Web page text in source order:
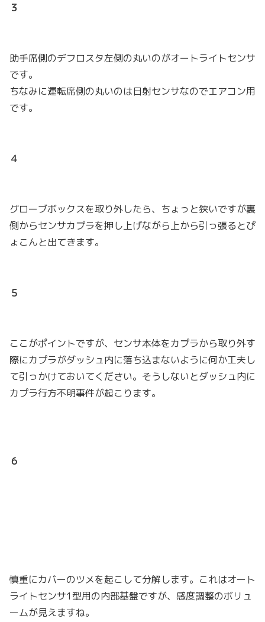
３
助手席側のデフロスタ左側の丸いのがオートライトセンサ
です。
ちなみに運転席側の丸いのは日射センサなのでエアコン用
です。
４
グローブボックスを取り外したら、ちょっと狭いですが裏
側からセンサカプラを押し上げながら上から引っ張るとぴ
ょこんと出てきます。
５
ここがポイントですが、センサ本体をカプラから取り外す
際にカプラがダッシュ内に落ち込まないように何か工夫し
て引っかけておいてください。そうしないとダッシュ内に
カプラ行方不明事件が起こります。
６
慎重にカバーのツメを起こして分解します。これはオート
ライトセンサ1型用の内部基盤ですが、感度調整のボリュ
ームが見えますね。